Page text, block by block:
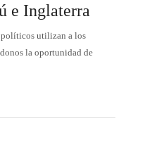
e Inglaterra
políticos utilizan a los
la oportunidad de